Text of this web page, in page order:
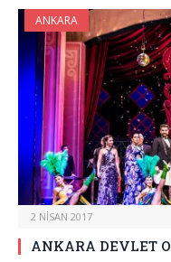
ANKARA
2 NISAN 2017
ANKARA DEVLET